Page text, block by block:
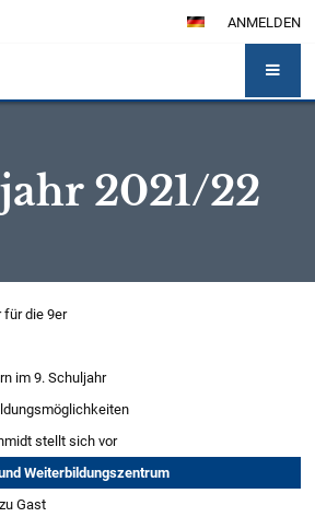
ANMELDEN
2021/22
für die 9er
im 9. Schuljahr
stellt sich vor
Weiterbildungszentrum
Gast